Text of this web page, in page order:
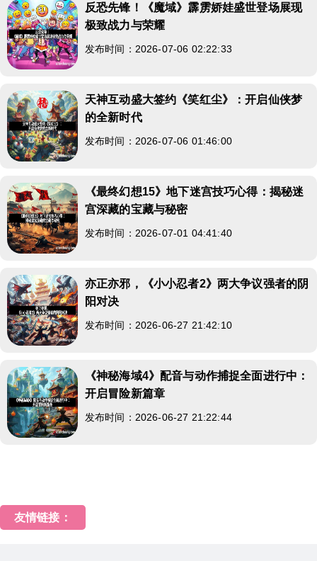
反恐先锋！《魔域》霹雳娇娃盛世登场展现
极致战力与荣耀
发布时间：2026-07-06 02:22:33
天神互动盛大签约《笑红尘》：开启仙侠梦
的全新时代
发布时间：2026-07-06 01:46:00
《最终幻想15》地下迷宫技巧心得：揭秘迷
宫深藏的宝藏与秘密
发布时间：2026-07-01 04:41:40
亦正亦邪，《小小忍者2》两大争议强者的阴
阳对决
发布时间：2026-06-27 21:42:10
《神秘海域4》配音与动作捕捉全面进行中：
开启冒险新篇章
发布时间：2026-06-27 21:22:44
友情链接：